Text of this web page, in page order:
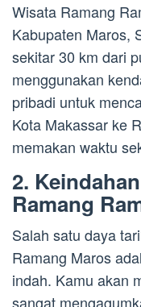
Wisata Ramang
Kabupaten Maros,
sekitar 30 km dari
menggunakan
pribadi untuk
Kota Makassar ke
memakan waktu
2.
Ramang
Salah satu daya
Ramang Maros
indah. Kamu akan
sangat